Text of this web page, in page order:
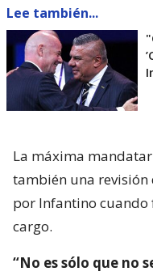
Lee también...
La máxima
también una revisión
por Infantino cuando
cargo.
“No es sólo que no